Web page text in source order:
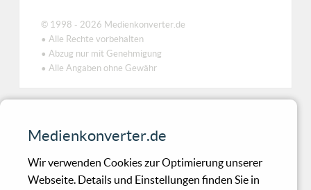
© 1998 - 2026 Medienkonverter.de
• Alle Rechte vorbehalten
• Abzug nur mit Genehmigung
• Alle Angaben ohne Gewähr
Medienkonverter.de
Wir verwenden Cookies zur Optimierung unserer
Webseite. Details und Einstellungen finden Sie in